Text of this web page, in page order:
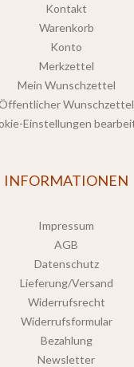
Kontakt
Warenkorb
Konto
Merkzettel
Mein Wunschzettel
Wunschzettel
Einstellungen
INFORMATIONEN
Impressum
AGB
Datenschutz
Lieferung/Versand
Widerrufsrecht
Widerrufsformular
Bezahlung
Newsletter